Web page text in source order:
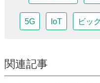
5G IoT ビッ
関連記事